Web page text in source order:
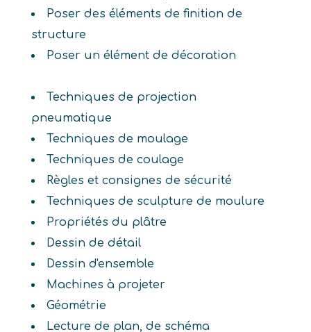
Poser des éléments de finition de
structure
Poser un élément de décoration
Techniques de projection
pneumatique
Techniques de moulage
Techniques de coulage
Règles et consignes de sécurité
Techniques de sculpture de moulure
Propriétés du plâtre
Dessin de détail
Dessin d'ensemble
Machines à projeter
Géométrie
Lecture de plan, de schéma